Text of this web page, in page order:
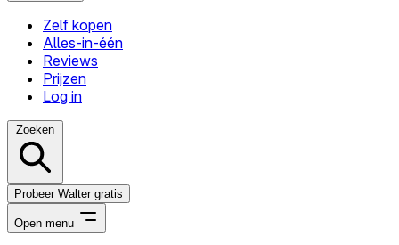
Zelf kopen
Alles-in-één
Reviews
Prijzen
Log in
Zoeken
Probeer Walter gratis
Open menu